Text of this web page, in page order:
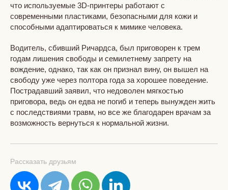
что используемые 3D-принтеры работают с
современными пластиками, безопасными для кожи и
способными адаптироваться к мимике человека.
Водитель, сбивший Ричардса, был приговорен к трем
годам лишения свободы и семилетнему запрету на
вождение, однако, так как он признал вину, он вышел на
свободу уже через полтора года за хорошее поведение.
Пострадавший заявил, что недоволен мягкостью
приговора, ведь он едва не погиб и теперь вынужден жить
с последствиями травм, но все же благодарен врачам за
возможность вернуться к нормальной жизни.
Рассказать друзьям